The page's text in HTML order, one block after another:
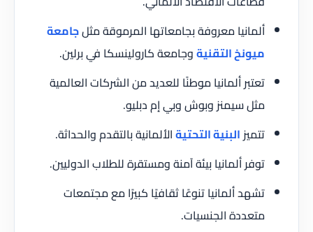
ألمانيا معروفة بجامعاتها المرموقة مثلجامعة
ميونخ التقنيةوجامعة كارولينسكا في برلين.
تعتبر ألمانيا موطنًا للعديد من الشركات العالمية
مثل سيمنز وبوش وبي إم دبليو.
تتميز البنية التحتيةالألمانية بالتقدم والحداثة.
توفر ألمانيا بيئة آمنة ومستقرة للطلاب الدوليين.
تشهد ألمانيا تنوعًا ثقافيًا كبيرًا مع مجتمعات
متعددة الجنسيات.